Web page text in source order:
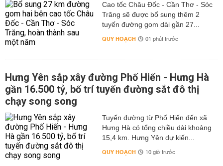
Cao tốc Châu Đốc - Cần Thơ - Sóc
Trăng sẽ được bổ sung thêm 2
tuyến đường gom dài gần 27...
QUY HOẠCH 01 phút trước
Hưng Yên sắp xây đường Phố Hiến - Hưng Hà
gần 16.500 tỷ, bố trí tuyến đường sắt đô thị
chạy song song
Tuyến đường từ Phố Hiến đến xã
Hưng Hà có tổng chiều dài khoảng
15,4 km. Hưng Yên dự kiến...
QUY HOẠCH 10 giờ trước